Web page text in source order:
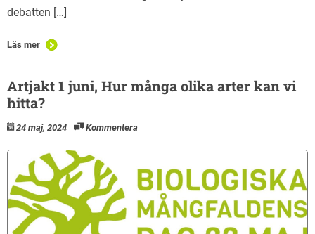
debatten […]
Läs mer
Artjakt 1 juni, Hur många olika arter kan vi
hitta?
24 maj, 2024 Kommentera